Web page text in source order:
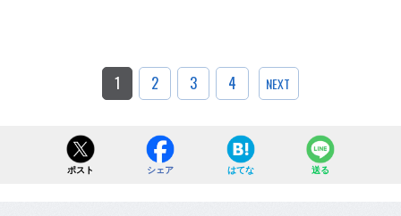
1 2 3 4 NEXT
ポスト シェア はてな 送る